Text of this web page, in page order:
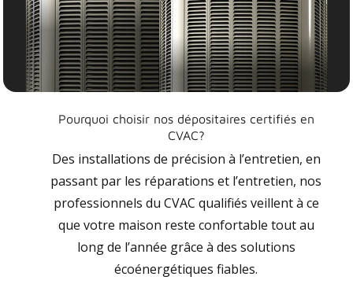
Pourquoi choisir nos dépositaires certifiés en
CVAC?
Des installations de précision à l’entretien, en
passant par les réparations et l’entretien, nos
professionnels du CVAC qualifiés veillent à ce
que votre maison reste confortable tout au
long de l’année grâce à des solutions
écoénergétiques fiables.